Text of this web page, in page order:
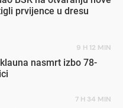
prvijence u dresu
9 H 12 MIN
nasmrt izbo 78-
7 H 34 MIN